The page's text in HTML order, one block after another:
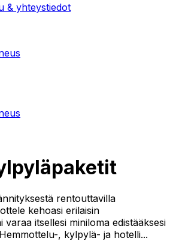
& yhteystiedot
rentouttavilla
kehoasi erilaisin
varaa itsellesi miniloma edistääksesi
, kylpylä- ja hotelli...